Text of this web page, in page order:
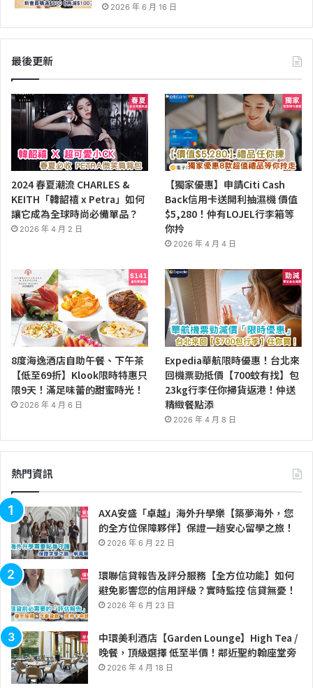
2026 年 6 月 16 日
最後更新
2024 春夏潮流 CHARLES &
KEITH「韓韶禧 x Petra」如何
讓它成為全球時尚必備單品？
2026 年 4 月 2 日
【獨家優惠】申請Citi Cash
Back信用卡送開利抽濕機 價值
$5,280！仲有LOJEL行李箱等
你拎
2026 年 4 月 4 日
8度海逸酒店自助午餐、下午茶
【低至69折】Klook限時特惠只
限9天！滿足味蕾的甜蜜時光！
2026 年 4 月 6 日
Expedia華航限時優惠！台北來
回機票勁抵價【700蚊有找】包
23kg行李任你掃貨返港！仲送
精緻餐點添
2026 年 4 月 8 日
熱門資訊
AXA安盛「卓越」海外升學樂【築夢海外，您
的全方位保障夥伴】保證一趟安心留學之旅！
2026 年 6 月 22 日
環聯信貸報告及評分服務【全方位功能】如何
避免影響您的信用評級？實時監控 信貸無憂！
2026 年 6 月 23 日
中環美利酒店【Garden Lounge】High Tea /
晚餐，頂級選擇 低至半價！鄰近聖約翰座堂旁
2026 年 4 月 18 日